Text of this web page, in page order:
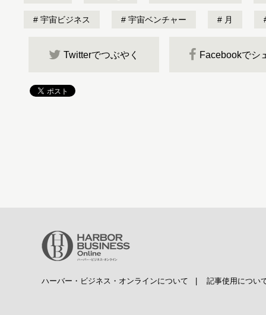
宇宙ビジネス 宇宙ベンチャー 月
Twitterでつぶやく Facebookでシ
ハーバー・ビジネス・オンラインについて 記事使用につい